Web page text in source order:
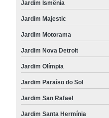
Jardim Ismênia
Jardim Majestic
Jardim Motorama
Jardim Nova Detroit
Jardim Olímpia
Jardim Paraíso do Sol
Jardim San Rafael
Jardim Santa Hermínia